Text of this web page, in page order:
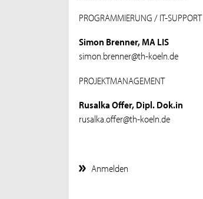
PROGRAMMIERUNG / IT-SUPPORT
Simon Brenner, MA LIS
simon.brenner@th-koeln.de
PROJEKTMANAGEMENT
Rusalka Offer, Dipl. Dok.in
rusalka.offer@th-koeln.de
Anmelden